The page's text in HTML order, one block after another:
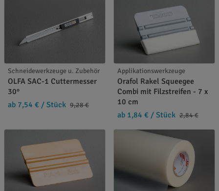
Schneidewerkzeuge u. Zubehör
OLFA SAC-1 Cuttermesser
30°
ab 7,54 € / Stück 9,28 €
Applikationswerkzeuge
Orafol Rakel Squeegee
Combi mit Filzstreifen - 7 x
10 cm
ab 1,84 € / Stück 2,84 €